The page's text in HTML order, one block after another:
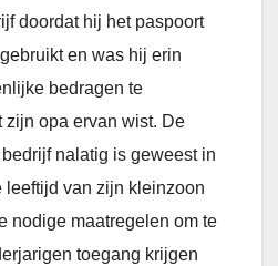
doordat hij het paspoort
en was hij erin
bedragen te
zijn opa ervan wist. De
nalatig is geweest in
leeftijd van zijn kleinzoon
nodige maatregelen om te
toegang krijgen